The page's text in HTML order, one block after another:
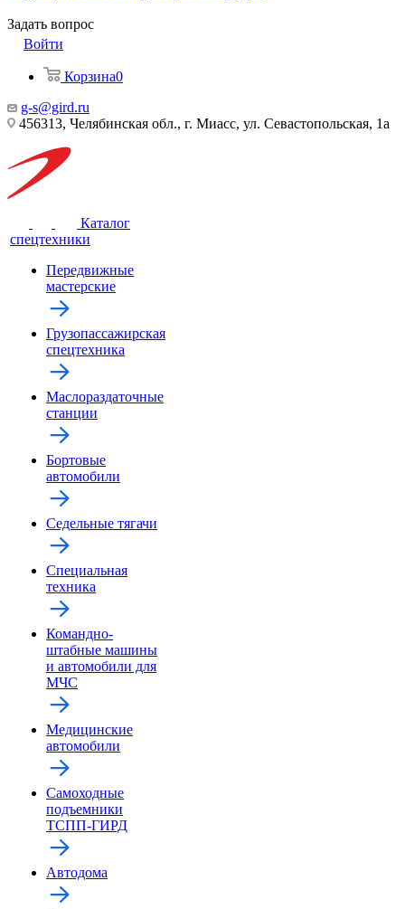
Задать вопрос
Войти
Корзина0
g-s@gird.ru
456313, Челябинская обл., г. Миасс, ул. Севастопольская, 1а
Каталог
спецтехники
Передвижные
мастерские
Грузопассажирская
спецтехника
Маслораздаточные
станции
Бортовые
автомобили
Седельные тягачи
Специальная
техника
Командно-
штабные машины
и автомобили для
МЧС
Медицинские
автомобили
Самоходные
подъемники
ТСПП-ГИРД
Автодома